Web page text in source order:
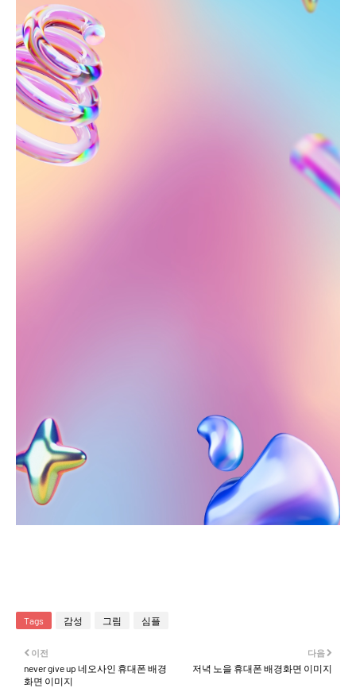
Tags 감성 그림 심플
다음
저녁 노을 휴대폰 배경화면 이미지
이전
never give up 네오사인 휴대폰 배경
화면 이미지